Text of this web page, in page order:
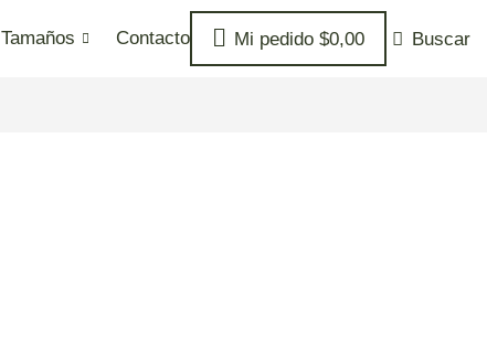
Tamaños Contacto Mi pedido $0,00 Buscar